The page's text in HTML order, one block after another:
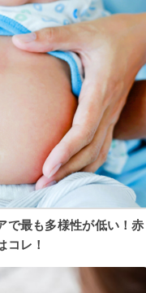
で最も多様性が低い！赤
コレ！